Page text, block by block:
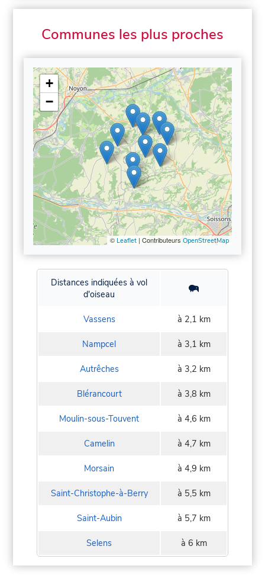
Communes les plus proches
+
−
© Leaflet| Contributeurs OpenStreetMap
Distances indiquées à vol
d'oiseau
Vassens à 2,1 km
Nampcel à 3,1 km
Autrêches à 3,2 km
Blérancourt à 3,8 km
Moulin-sous-Touvent à 4,6 km
Camelin à 4,7 km
Morsain à 4,9 km
Saint-Christophe-à-Berry à 5,5 km
Saint-Aubin à 5,7 km
Selens à 6 km